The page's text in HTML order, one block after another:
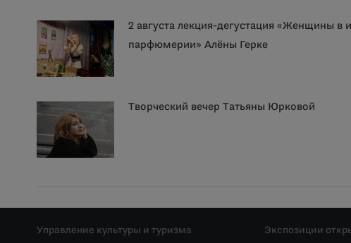
2 августа лекция-дегустация «Женщины в
парфюмерии» Алёны Герке
Творческий вечер Татьяны Юрковой
Управление культуры и туризма
Экспозиции